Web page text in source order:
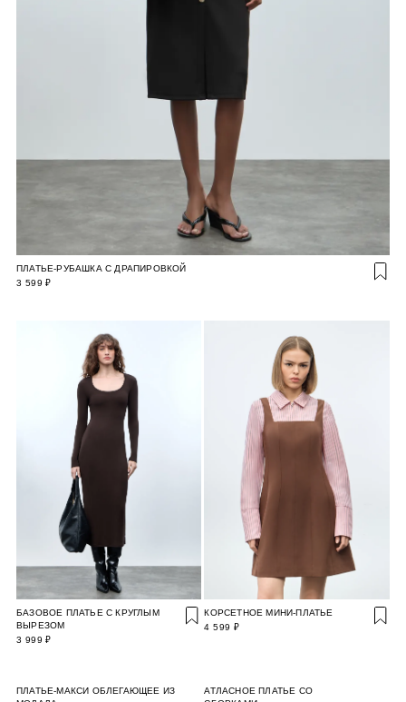
ПЛАТЬЕ-РУБАШКА С ДРАПИРОВКОЙ
3 599 ₽
БАЗОВОЕ ПЛАТЬЕ С КРУГЛЫМ
ВЫРЕЗОМ
3 999 ₽
КОРСЕТНОЕ МИНИ-ПЛАТЬЕ
4 599 ₽